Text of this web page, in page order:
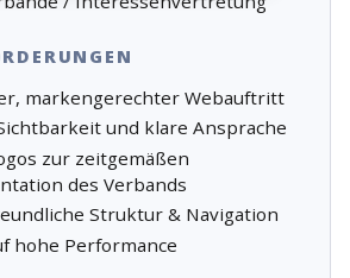
markengerechter Webauftritt
und klare Ansprache
zur zeitgemäßen
des Verbands
Struktur & Navigation
hohe Performance